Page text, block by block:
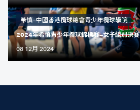
希慎—中國香港欖球總會青少年欖球學院
2024年希慎青少年欖球錦標賽—女子組別決賽
08 12月 2024